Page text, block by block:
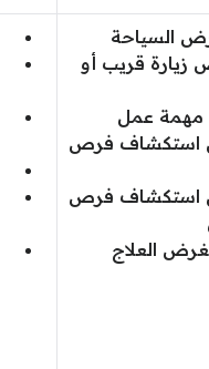
السياحة
زيارة قريب أو
مهمة عمل
استكشاف فرص
استكشاف فرص
العلاج